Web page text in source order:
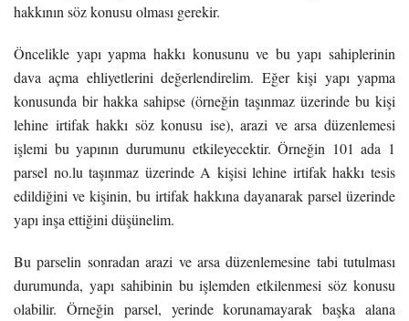
hakkının söz konusu olması gerekir.
Öncelikle yapı yapma hakkı konusunu ve bu yapı sahiplerinin
dava açma ehliyetlerini değerlendirelim. Eğer kişi yapı yapma
konusunda bir hakka sahipse (örneğin taşınmaz üzerinde bu kişi
lehine irtifak hakkı söz konusu ise), arazi ve arsa düzenlemesi
işlemi bu yapının durumunu etkileyecektir. Örneğin 101 ada 1
parsel no.lu taşınmaz üzerinde A kişisi lehine irtifak hakkı tesis
edildiğini ve kişinin, bu irtifak hakkına dayanarak parsel üzerinde
yapı inşa ettiğini düşünelim.
Bu parselin sonradan arazi ve arsa düzenlemesine tabi tutulması
durumunda, yapı sahibinin bu işlemden etkilenmesi söz konusu
olabilir. Örneğin parsel, yerinde korunamayarak başka alana